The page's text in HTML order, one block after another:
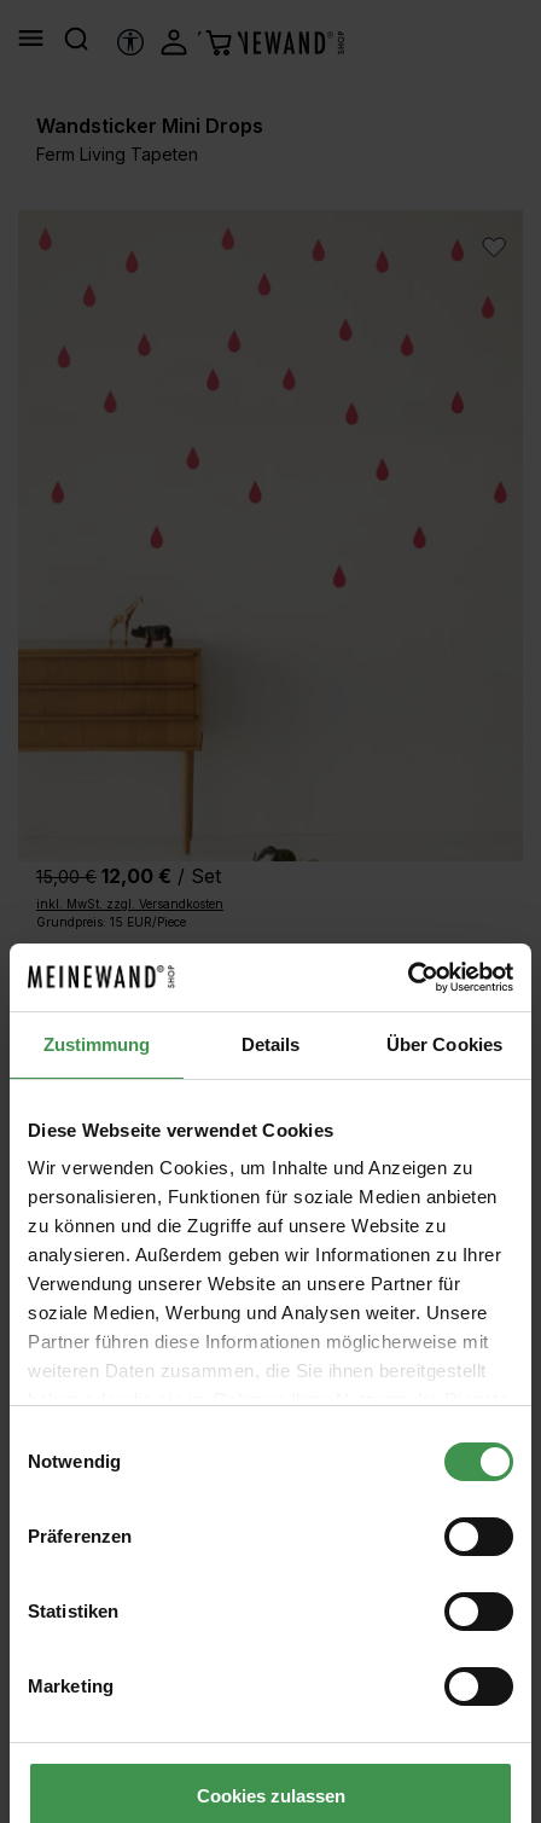
Zustimmung Details Über Cookies
Diese Webseite verwendet Cookies
Wir verwenden Cookies, um Inhalte und Anzeigen zu
personalisieren, Funktionen für soziale Medien anbieten
zu können und die Zugriffe auf unsere Website zu
analysieren. Außerdem geben wir Informationen zu Ihrer
Verwendung unserer Website an unsere Partner für
soziale Medien, Werbung und Analysen weiter. Unsere
Partner führen diese Informationen möglicherweise mit
weiteren Daten zusammen, die Sie ihnen bereitgestellt
Notwendig
Präferenzen
Statistiken
Marketing
Cookies zulassen
springen
HILFSTOOLS
Wandsticker Mini Drops
Ferm Living Tapeten
15,00 €‎ 12,00 € / Set
inkl. MwSt. zzgl. Versandkosten
Grundpreis: 15 EUR/Piece
Produkt Anzahl: Gib den
Abonnieren Sie den kostenlosen Newsletter und
Ich habe dieDatenschutzbestimmungenzur Kenntnis
genommen und dieAGBgelesen und bin mit ihnen